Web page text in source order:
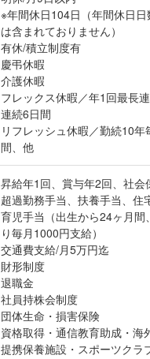
※年間休日104日（年間休日
は含まれておりません）
有休/積立制度有
慶弔休暇
介護休暇
フレックス休暇／年1回最長
連続6日間
リフレッシュ休暇／勤続10年
間、他
昇給年1回、賞与年2回、社会
超過勤務手当、扶養手当、住
育児手当（出生から24ヶ月間
り毎月1000円支給）
交通費支給/月5万円迄
財形制度
退職金
社員持株会制度
団体生命・損害保険
資格取得・通信教育助成・海
提携保養施設・スポーツクラ